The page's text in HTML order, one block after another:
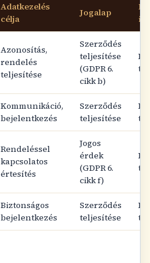
Adatkezelés
célja
Jogalap
Azonosítás,
rendelés
teljesítése
Szerződés
teljesítése
(GDPR 6.
cikk b)
Kommunikáció,
bejelentkezés
Szerződés
teljesítése
Rendeléssel
kapcsolatos
értesítés
Jogos
érdek
(GDPR 6.
cikk f)
Biztonságos
bejelentkezés
Szerződés
teljesítése